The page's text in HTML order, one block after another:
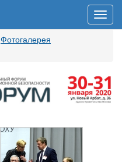
Меню
Фотогалерея